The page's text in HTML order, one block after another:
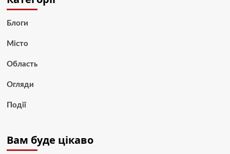
Блоги
Місто
Область
Огляди
Події
Вам буде цікаво